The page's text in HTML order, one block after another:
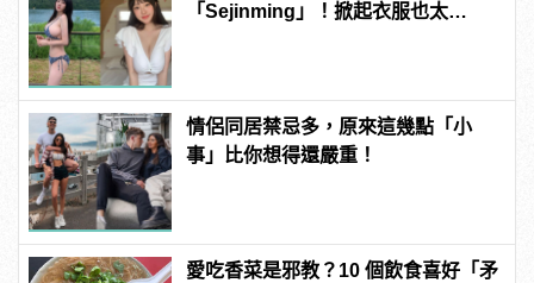
「Sejinming」！掀起衣服也太
情侶同居禁忌多，原來這幾點「小
事」比你想得還嚴重！
愛吃香菜是邪教？10 個飲食喜好「矛